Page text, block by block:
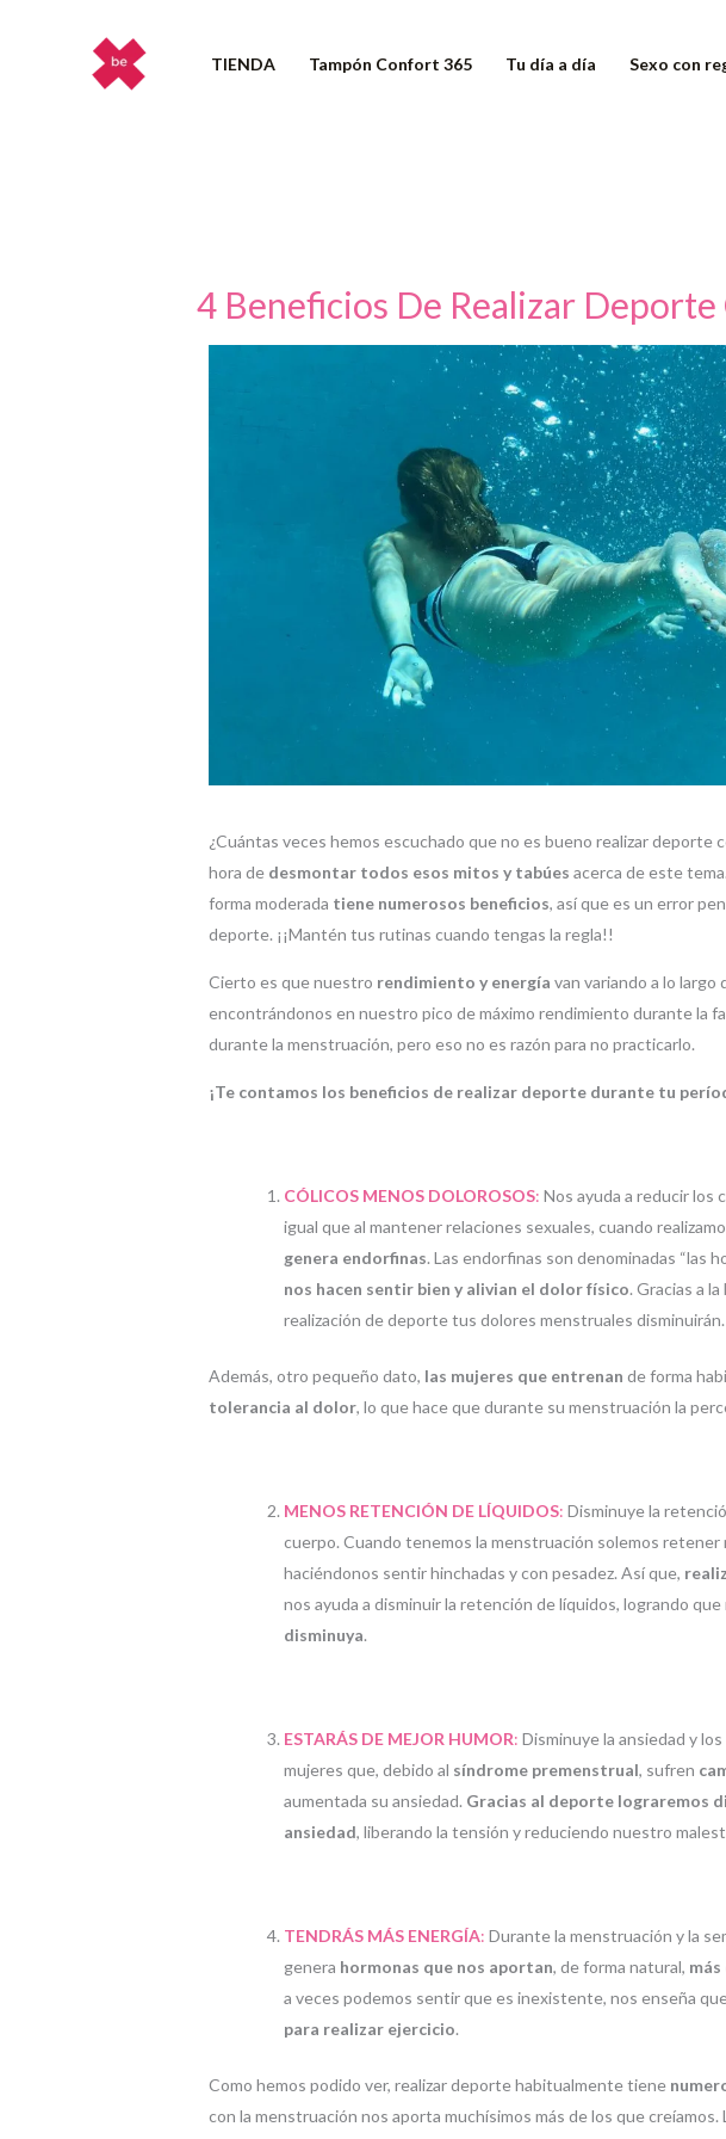
TIENDA Tampón Confort 365 Tu día a día Sexo con
4 Beneficios De Realizar Deporte
¿Cuántas veces hemos escuchado que no es bueno realizar deporte
hora de desmontar todos esos mitos y tabúes acerca de este
forma moderada tiene numerosos beneficios, así que es un error
deporte. ¡¡Mantén tus rutinas cuando tengas la regla!!
Cierto es que nuestro rendimiento y energía van variando a lo largo
encontrándonos en nuestro pico de máximo rendimiento durante la
durante la menstruación, pero eso no es razón para no practicarlo.
¡Te contamos los beneficios de realizar deporte durante tu
CÓLICOS MENOS DOLOROSOS: Nos ayuda a reducir los
igual que al mantener relaciones sexuales, cuando
genera endorfinas. Las endorfinas son denominadas “las
nos hacen sentir bien y alivian el dolor físico. Gracias a
realización de deporte tus dolores menstruales disminuirán.
Además, otro pequeño dato, las mujeres que entrenan de forma
tolerancia al dolor, lo que hace que durante su menstruación la
MENOS RETENCIÓN DE LÍQUIDOS: Disminuye la
cuerpo. Cuando tenemos la menstruación solemos retener
haciéndonos sentir hinchadas y con pesadez. Así que,
nos ayuda a disminuir la retención de líquidos, logrando
disminuya.
ESTARÁS DE MEJOR HUMOR: Disminuye la ansiedad y
mujeres que, debido al síndrome premenstrual, sufren
aumentada su ansiedad. Gracias al deporte lograremos
ansiedad, liberando la tensión y reduciendo nuestro
TENDRÁS MÁS ENERGÍA: Durante la menstruación y la
genera hormonas que nos aportan, de forma natural, más
a veces podemos sentir que es inexistente, nos enseña
para realizar ejercicio.
Como hemos podido ver, realizar deporte habitualmente tiene
con la menstruación nos aporta muchísimos más de los que